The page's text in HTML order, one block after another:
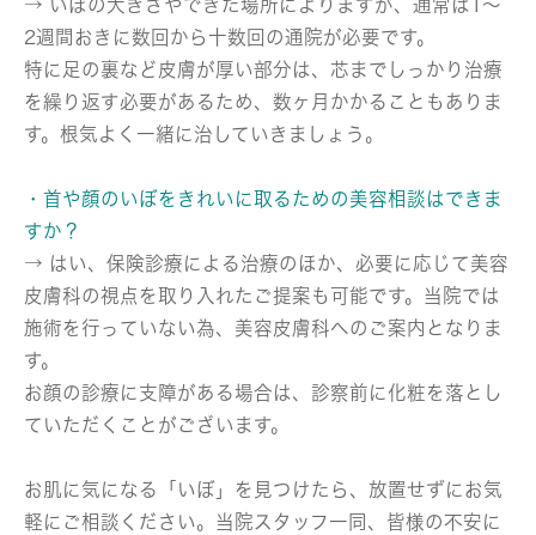
→ いぼの大きさやできた場所によりますが、通常は1〜
2週間おきに数回から十数回の通院が必要です。
特に足の裏など皮膚が厚い部分は、芯までしっかり治療
を繰り返す必要があるため、数ヶ月かかることもありま
す。根気よく一緒に治していきましょう。
・首や顔のいぼをきれいに取るための美容相談はできま
すか？
→ はい、保険診療による治療のほか、必要に応じて美容
皮膚科の視点を取り入れたご提案も可能です。当院では
施術を行っていない為、美容皮膚科へのご案内となりま
す。
お顔の診療に支障がある場合は、診察前に化粧を落とし
ていただくことがございます。
お肌に気になる「いぼ」を見つけたら、放置せずにお気
軽にご相談ください。当院スタッフ一同、皆様の不安に